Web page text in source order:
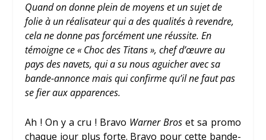
Quand on donne plein de moyens et un sujet de
folie à un réalisateur qui a des qualités à revendre,
cela ne donne pas forcément une réussite. En
témoigne ce « Choc des Titans », chef d’œuvre au
pays des navets, qui a su nous aguicher avec sa
bande-annonce mais qui confirme qu’il ne faut pas
se fier aux apparences.
Ah ! On y a cru ! Bravo Warner Bros et sa promo
chaque jour plus forte. Bravo pour cette bande-